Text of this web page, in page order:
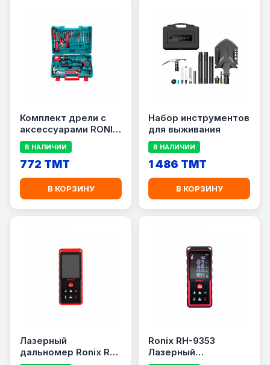
Комплект дрели с
аксессуарами RONIX
RS-0001
В НАЛИЧИИ
772 TMT
В КОРЗИНУ
Набор инструментов
для выживания
В НАЛИЧИИ
1 486 TMT
В КОРЗИНУ
Лазерный
дальномер Ronix RH-
Ronix RH-9353
Лазерный